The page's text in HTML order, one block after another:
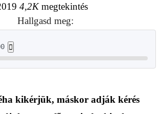
4,2Kmegtekintés
Hallgasd meg:
kikérjük, máskor adják kérés